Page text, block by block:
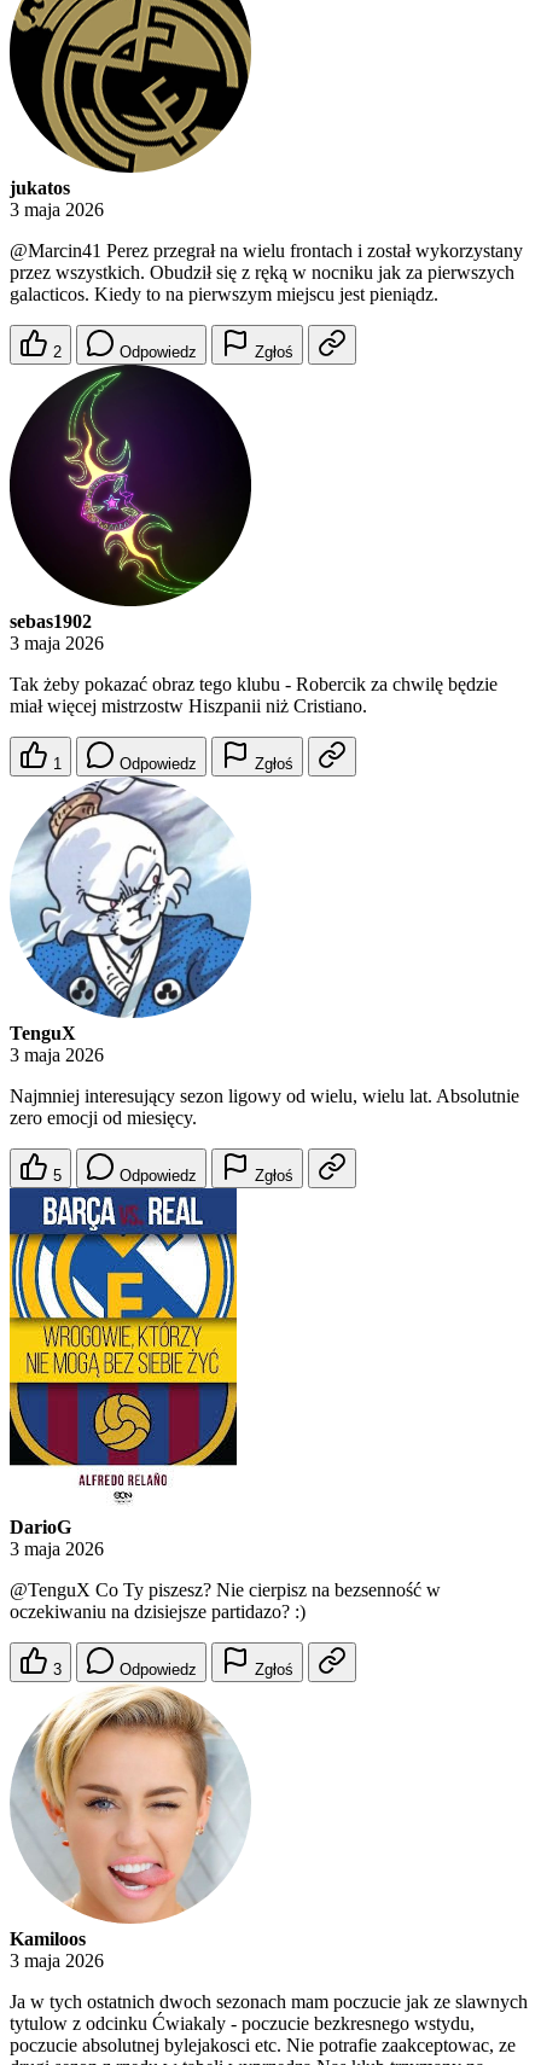
jukatos
3 maja 2026
@Marcin41 Perez przegrał na wielu frontach i został wykorzystany
przez wszystkich. Obudził się z ręką w nocniku jak za pierwszych
galacticos. Kiedy to na pierwszym miejscu jest pieniądz.
2 Odpowiedz Zgłoś
sebas1902
3 maja 2026
Tak żeby pokazać obraz tego klubu - Robercik za chwilę będzie
miał więcej mistrzostw Hiszpanii niż Cristiano.
1 Odpowiedz Zgłoś
TenguX
3 maja 2026
Najmniej interesujący sezon ligowy od wielu, wielu lat. Absolutnie
zero emocji od miesięcy.
5 Odpowiedz Zgłoś
DarioG
3 maja 2026
@TenguX Co Ty piszesz? Nie cierpisz na bezsenność w
oczekiwaniu na dzisiejsze partidazo? :)
3 Odpowiedz Zgłoś
Kamiloos
3 maja 2026
Ja w tych ostatnich dwoch sezonach mam poczucie jak ze slawnych
tytulow z odcinku Ćwiakaly - poczucie bezkresnego wstydu,
poczucie absolutnej bylejakosci etc. Nie potrafie zaakceptowac, ze